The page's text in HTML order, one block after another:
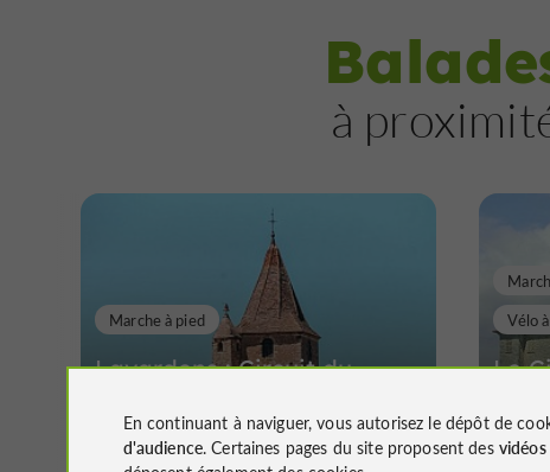
à
Lavardens : Circuit du
Marche à pied
Le
Vélo
En continuant à naviguer, vous autorisez le dépôt de
d'audience. Certaines pages du site proposent des vidéos